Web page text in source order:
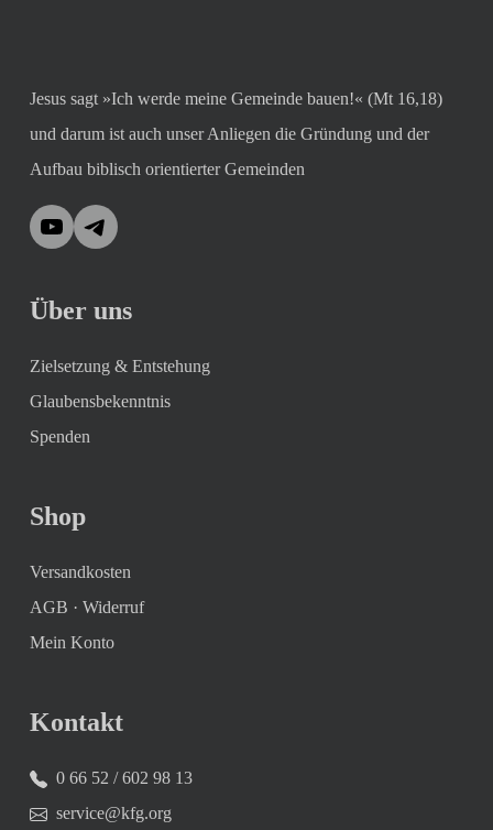
Jesus sagt »Ich werde meine Gemeinde bauen!« (Mt 16,18)
und darum ist auch unser Anliegen die Gründung und der
Aufbau biblisch orientierter Gemeinden
YouTubeTelegram
Über uns
Zielsetzung & Entstehung
Glaubensbekenntnis
Spenden
Shop
Versandkosten
AGB · Widerruf
Mein Konto
Kontakt
0 66 52 / 602 98 13
service@kfg.org